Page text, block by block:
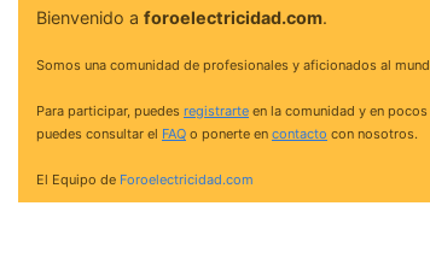
Bienvenido a foroelectricidad.com.
Somos una comunidad de profesionales y aficionados al
Para participar, puedes registrarte en la comunidad y en
puedes consultar el FAQ o ponerte en contacto con nosotros.
El Equipo de Foroelectricidad.com